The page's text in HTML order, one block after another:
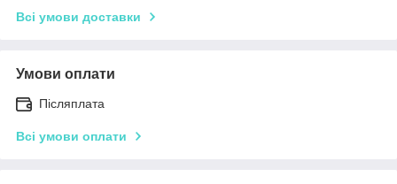
Всі умови доставки
Умови оплати
Післяплата
Всі умови оплати